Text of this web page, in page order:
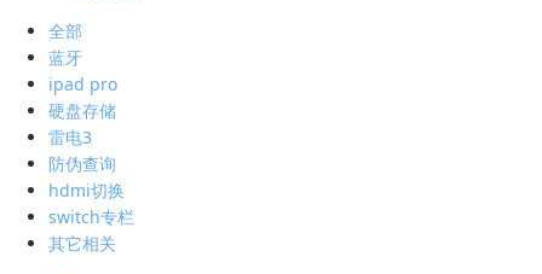
全部
蓝牙
ipad pro
硬盘存储
雷电3
防伪查询
hdmi切换
switch专栏
其它相关